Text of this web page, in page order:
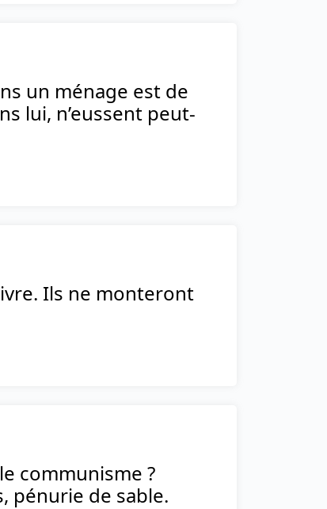
un ménage est de
lui, n’eussent peut-
Ils ne monteront
communisme ?
pénurie de sable.